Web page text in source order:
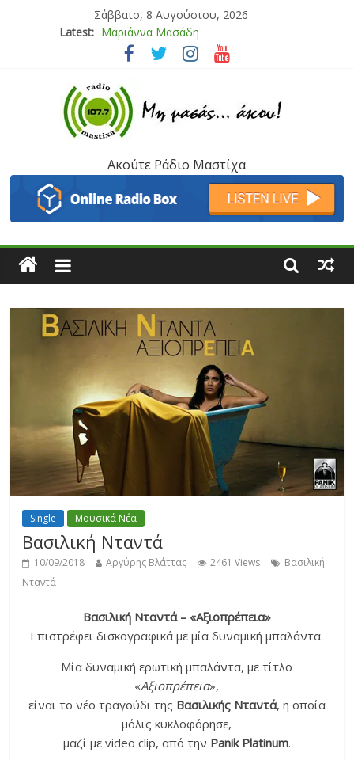
Σάββατο, 8 Αυγούστου, 2026
Latest: Μαριάννα Μασάδη
Τάνια Μπρεάζου
Μάνος Τρυπιάς & Γιώργος Στρατάκης
Ιορδάνης Αγαπητός
Ακούτε Ράδιο Μαστίχα
Single Μουσικά Νέα
Βασιλική Νταντά
10/09/2018 Αργύρης Βλάττας 2461 Views
Βασιλική
Νταντά
Βασιλική Νταντά – «Αξιοπρέπεια»
Επιστρέφει δισκογραφικά με μία δυναμική μπαλάντα.
Μία δυναμική ερωτική μπαλάντα, με τίτλο
«Αξιοπρέπεια»,
είναι το νέο τραγούδι της Βασιλικής Νταντά, η οποία
μόλις κυκλοφόρησε,
μαζί με video clip, από την Panik Platinum.